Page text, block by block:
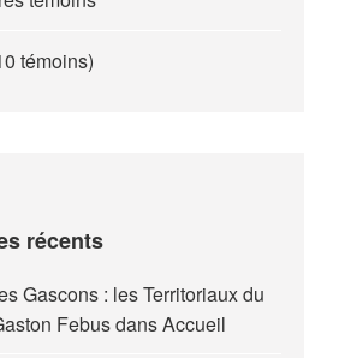
témoins)
récents
Gascons : les Territoriaux du
FebusdansAccueil